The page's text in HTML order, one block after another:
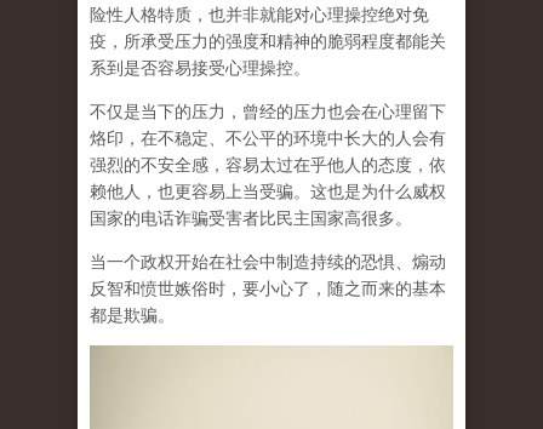
险性人格特质，也并非就能对心理操控绝对免
疫，所承受压力的强度和精神的脆弱程度都能关
系到是否容易接受心理操控。
不仅是当下的压力，曾经的压力也会在心理留下
烙印，在不稳定、不公平的环境中长大的人会有
强烈的不安全感，容易太过在乎他人的态度，依
赖他人，也更容易上当受骗。这也是为什么威权
国家的电话诈骗受害者比民主国家高很多。
当一个政权开始在社会中制造持续的恐惧、煽动
反智和愤世嫉俗时，要小心了，随之而来的基本
都是欺骗。